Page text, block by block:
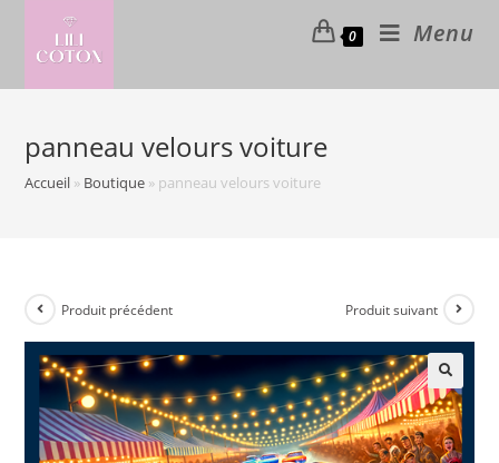
content
0 Menu
panneau velours voiture
Accueil » Boutique » panneau velours voiture
Produit précédent Produit suivant
🔍